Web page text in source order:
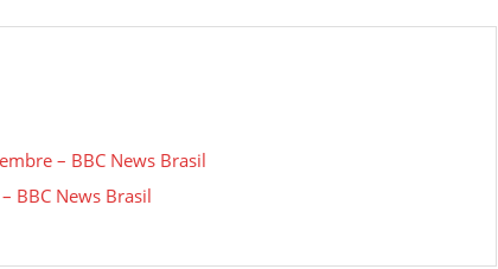
– BBC News Brasil
BBC News Brasil